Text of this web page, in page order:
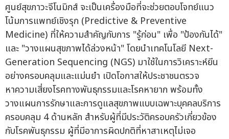
ศูนย์สุขภาวะจีโนมิกส์ จะเป็นเครื่องมือที่จะช่วยตอบโจทย์แนว
โน้มการแพทย์เชิงรุก (Predictive & Preventive
Medicine) ที่ให้ความสำคัญกับการ "รู้ก่อน" เพื่อ "ป้องกันได้"
และ "วางแผนสุขภาพได้ล่วงหน้า" โดยนำเทคโนโลยี Next-
Generation Sequencing (NGS) มาใช้ในการวิเคราะห์ยีน
อย่างครอบคลุมและแม่นยำ เปิดโอกาสให้ประชาชนตรวจ
หาความเสี่ยงโรคทางพันธุกรรมและโรคหายาก พร้อมทั้ง
วางแผนการรักษาและการดูแลสุขภาพแบบเฉพาะบุคคลบริการ
ครอบคลุม 4 ด้านหลัก สำหรับผู้ที่มีประวัติครอบครัวเกี่ยวข้อง
กับโรคพันธุกรรม ผู้ที่มีอาการผิดปกติที่หาสาเหตุไม่เจอ